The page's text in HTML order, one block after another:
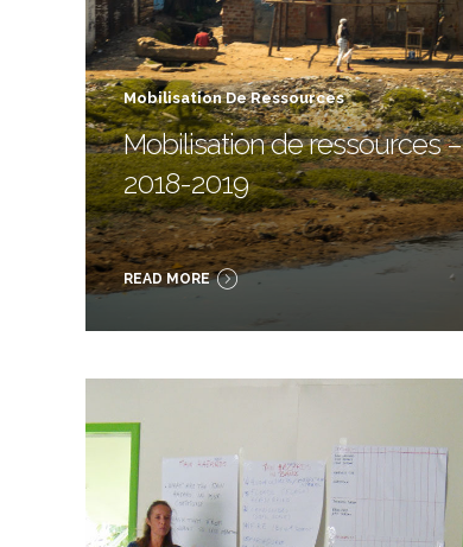
Mobilisation De Ressources
Mobilisation de ressources –
2018-2019
READ MORE